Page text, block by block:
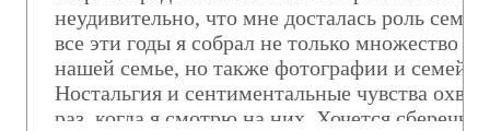
неудивительно, что мне досталась роль
все эти годы я собрал не только множество
нашей семье, но также фотографии и
Ностальгия и сентиментальные чувства
раз, когда я смотрю на них. Хочется сберечь